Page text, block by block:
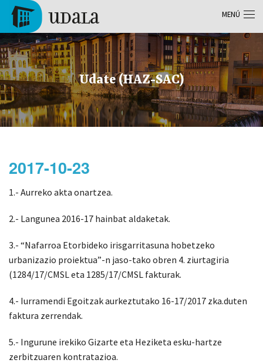
Pasar al contenido principal
Tolosa
Udate (HAZ-SAC)
2017-10-23
1.- Aurreko akta onartzea.
2.- Langunea 2016-17 hainbat aldaketak.
3.- “Nafarroa Etorbideko irisgarritasuna hobetzeko
urbanizazio proiektua”-n jaso-tako obren 4. ziurtagiria
(1284/17/CMSL eta 1285/17/CMSL fakturak.
4.- Iurramendi Egoitzak aurkeztutako 16-17/2017 zka.duten
faktura zerrendak.
5.- Ingurune irekiko Gizarte eta Heziketa esku-hartze
zerbitzuaren kontratazioa.
MENÚ